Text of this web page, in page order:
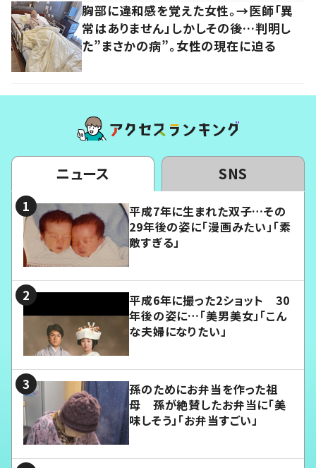
胸部に違和感を覚えた女性。→医師「異
常はありません」しかしその後…判明し
た”まさかの病”。女性の現在に迫る
ニュース SNS
平成7年に生まれた双子…その
29年後の姿に「漫画みたい」「素
敵すぎる」
平成6年に撮った2ショット 30
年後の姿に…「美男美女」「こん
な夫婦になりたい」
孫のためにお弁当を作った祖
母 孫が絶賛したお弁当に「美
味しそう」「お弁当すごい」